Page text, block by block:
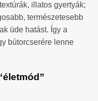
illatos gyertyák;
természetesebb
üde hatást. Így a
bútorcserére lenne